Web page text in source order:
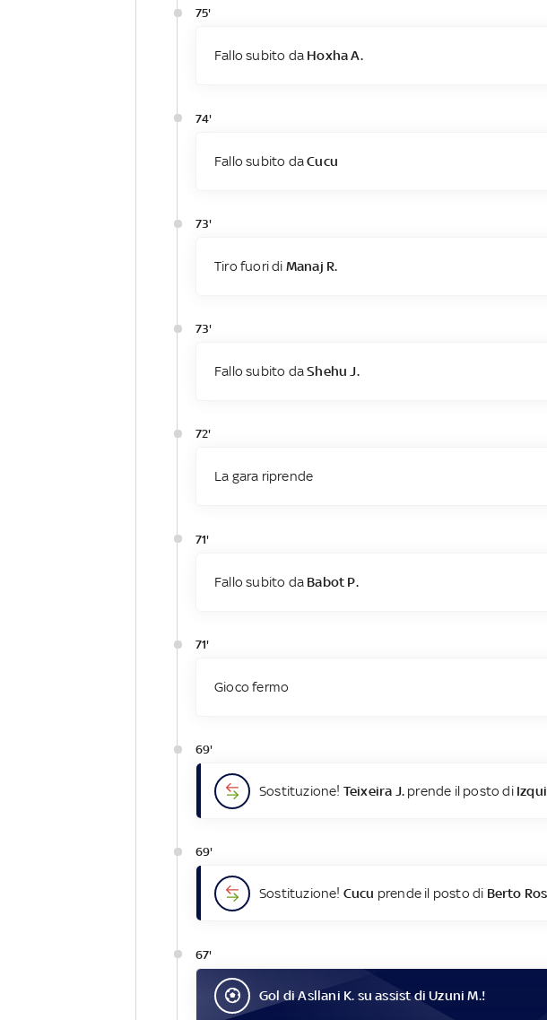
75'
Fallo subito da Hoxha A.
74'
Fallo subito daCucu
73'
Tiro fuori di Manaj R.
73'
Fallo subito daShehu J.
72'
La gara riprende
71'
Fallo subito da Babot P.
71'
Gioco fermo
69'
Sostituzione! Teixeira J. prende il posto di
69'
Sostituzione! Cucu prende il posto di Berto
67'
Gol diAsllani K. su assist diUzuni M.!